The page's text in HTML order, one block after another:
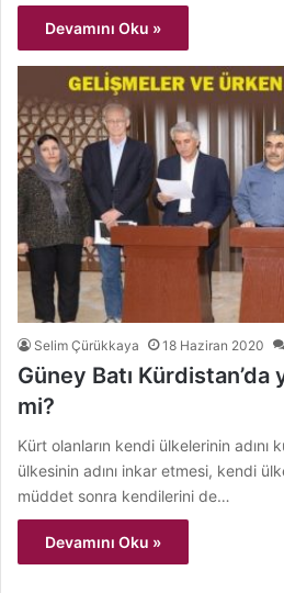
Devamını Oku »
Selim Çürükkaya 18 Haziran 2020
Güney Batı
mi?
Kürt olanların kendi ülkelerinin adını
ülkesinin adını inkar etmesi, kendi
müddet sonra kendilerini de…
Devamını Oku »